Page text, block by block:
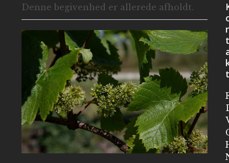
Denne begivenhed er allerede afholdt.
t
t